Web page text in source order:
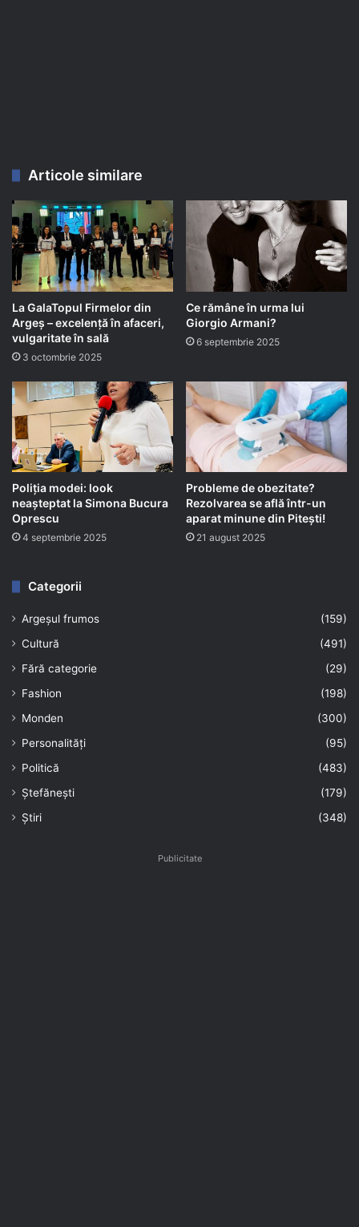
Articole similare
La GalaTopul Firmelor din
Argeș – excelență în afaceri,
vulgaritate în sală
3 octombrie 2025
Ce rămâne în urma lui
Giorgio Armani?
6 septembrie 2025
Poliția modei: look
neașteptat la Simona Bucura
Oprescu
4 septembrie 2025
Probleme de obezitate?
Rezolvarea se află într-un
aparat minune din Pitești!
21 august 2025
Categorii
Argeșul frumos
(159)
Cultură
(491)
Fără categorie
(29)
Fashion
(198)
Monden
(300)
Personalități
(95)
Politică
(483)
Ștefănești
(179)
Știri
(348)
Publicitate